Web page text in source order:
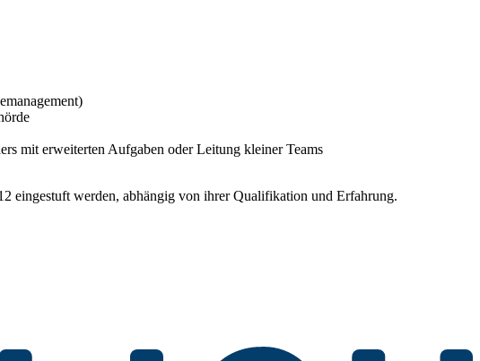
mit erweiterten Aufgaben oder Leitung kleiner Teams
eingestuft werden, abhängig von ihrer Qualifikation und Erfahrung.